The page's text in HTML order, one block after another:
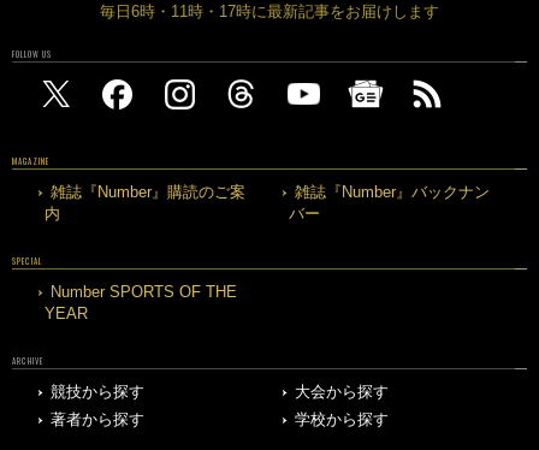
毎日6時・11時・17時に最新記事をお届けします
FOLLOW US
MAGAZINE
雑誌『Number』購読のご案
内
雑誌『Number』バックナン
バー
SPECIAL
Number SPORTS OF THE
YEAR
ARCHIVE
競技から探す
大会から探す
著者から探す
学校から探す